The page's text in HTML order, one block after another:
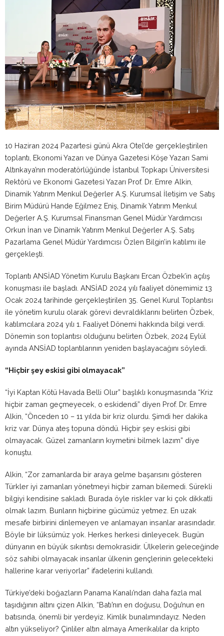
10 Haziran 2024 Pazartesi günü Akra Otel’de gerçekleştirilen
toplantı, Ekonomi Yazarı ve Dünya Gazetesi Köşe Yazarı Sami
Altınkaya’nın moderatörlüğünde İstanbul Topkapı Üniversitesi
Rektörü ve Ekonomi Gazetesi Yazarı Prof. Dr. Emre Alkin,
Dinamik Yatırım Menkul Değerler A.Ş. Kurumsal İletişim ve Satış
Birim Müdürü Hande Eğilmez Eniş, Dinamik Yatırım Menkul
Değerler A.Ş. Kurumsal Finansman Genel Müdür Yardımcısı
Orkun İnan ve Dinamik Yatırım Menkul Değerler A.Ş. Satış
Pazarlama Genel Müdür Yardımcısı Özlen Bilgin’in katılımı ile
gerçekleşti.
Toplantı ANSİAD Yönetim Kurulu Başkanı Ercan Özbek’in açılış
konuşması ile başladı. ANSİAD 2024 yılı faaliyet dönemimiz 13
Ocak 2024 tarihinde gerçekleştirilen 35. Genel Kurul Toplantısı
ile yönetim kurulu olarak görevi devraldıklarını belirten Özbek,
katılımcılara 2024 yılı 1. Faaliyet Dönemi hakkında bilgi verdi.
Dönemin son toplantısı olduğunu belirten Özbek, 2024 Eylül
ayında ANSİAD toplantılarının yeniden başlayacağını söyledi.
“Hiçbir şey eskisi gibi olmayacak”
“İyi Kaptan Kötü Havada Belli Olur” başlıklı konuşmasında “Kriz
hiçbir zaman geçmeyecek, o eskidendi” diyen Prof. Dr. Emre
Alkin, “Önceden 10 – 11 yılda bir kriz olurdu. Şimdi her dakika
kriz var. Dünya ateş topuna döndü. Hiçbir şey eskisi gibi
olmayacak. Güzel zamanların kıymetini bilmek lazım” diye
konuştu.
Alkin, “Zor zamanlarda bir araya gelme başarısını gösteren
Türkler iyi zamanları yönetmeyi hiçbir zaman bilemedi. Sürekli
bilgiyi kendisine sakladı. Burada öyle riskler var ki çok dikkatli
olmak lazım. Bunların hiçbirine gücümüz yetmez. En uzak
mesafe birbirini dinlemeyen ve anlamayan insanlar arasındadır.
Böyle bir lüksümüz yok. Herkes herkesi dinleyecek. Bugün
dünyanın en büyük sıkıntısı demokrasidir. Ülkelerin geleceğinde
söz sahibi olmayacak insanlar ülkenin gençlerinin gelecekteki
hallerine karar veriyorlar” ifadelerini kullandı.
Türkiye’deki boğazların Panama Kanalı’ndan daha fazla mal
taşıdığının altını çizen Alkin, “Batı’nın en doğusu, Doğu’nun en
batısında, önemli bir yerdeyiz. Kimlik bunalımındayız. Neden
altın yükseliyor? Çinliler altın almaya Amerikalılar da kripto